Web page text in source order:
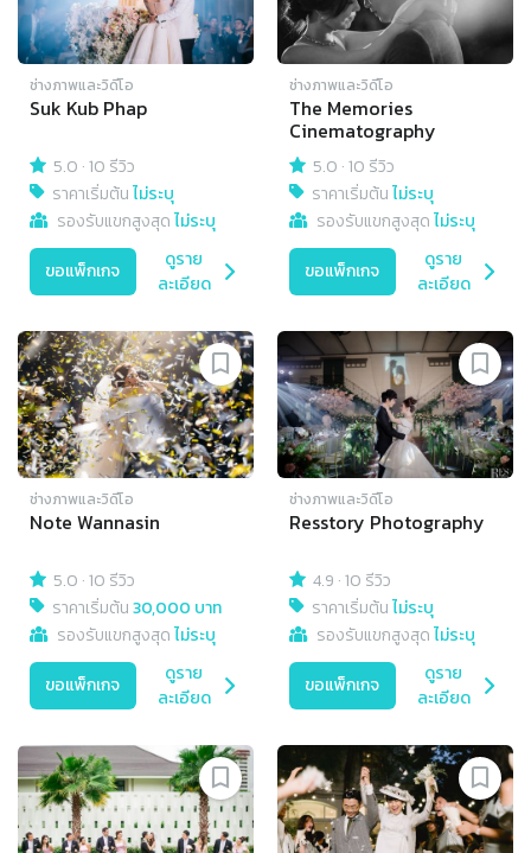
ช่างภาพและวิดีโอ
Suk Kub Phap
5.0 ·10 รีวิว
ราคาเริ่มต้นไม่ระบุ
รองรับแขกสูงสุดไม่ระบุ
ขอแพ็กเกจ
ดูราย
ละเอียด
ช่างภาพและวิดีโอ
The Memories
Cinematography
5.0 ·10 รีวิว
ราคาเริ่มต้นไม่ระบุ
รองรับแขกสูงสุดไม่ระบุ
ขอแพ็กเกจ
ดูราย
ละเอียด
ช่างภาพและวิดีโอ
Note Wannasin
5.0 ·10 รีวิว
ราคาเริ่มต้น30,000 บาท
รองรับแขกสูงสุดไม่ระบุ
ขอแพ็กเกจ
ดูราย
ละเอียด
ช่างภาพและวิดีโอ
Resstory Photography
4.9 ·10 รีวิว
ราคาเริ่มต้นไม่ระบุ
รองรับแขกสูงสุดไม่ระบุ
ขอแพ็กเกจ
ดูราย
ละเอียด